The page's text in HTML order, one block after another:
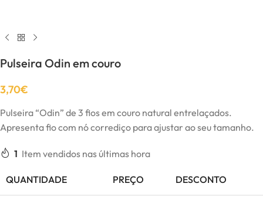
Pulseira Odin em couro
3,70€
Pulseira “Odin” de 3 fios em couro natural entrelaçados.
Apresenta fio com nó corrediço para ajustar ao seu tamanho.
1 Item vendidos nas últimas hora
QUANTIDADE PREÇO DESCONTO